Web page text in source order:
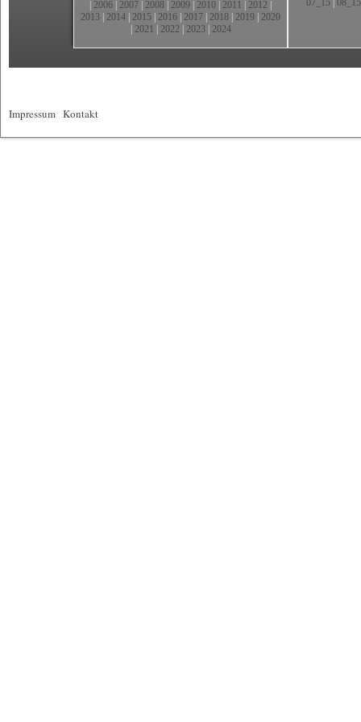
2006 2007 2008 2009 2010 2011 2012
2013 2014 2015 2016 2017 2018 2019 2020
2021 2022 2023| 2024
07_15 08_15
Impressum Kontakt